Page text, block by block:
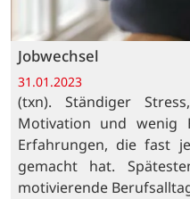
Jobwechsel
31.01.2023
(txn). Ständiger
Motivation und wenig
Erfahrungen, die fast
gemacht hat.
motivierende